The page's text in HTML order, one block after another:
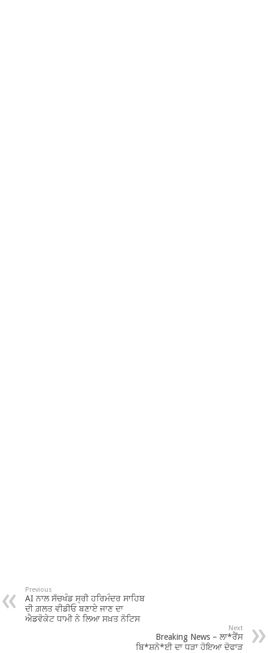
Previous
AI ਨਾਲ ਸੱਚਖੰਡ ਸ੍ਰੀ ਹਰਿਮੰਦਰ ਸਾਹਿਬ
ਦੀ ਗ਼ਲਤ ਵੀਡੀਓ ਬਣਾਏ ਜਾਣ ਦਾ
ਐਡਵੋਕੇਟ ਧਾਮੀ ਨੇ ਲਿਆ ਸਖ਼ਤ ਨੋਟਿਸ
Next
Breaking News – ਲਾ*ਰੈਂਸ
ਬਿ*ਸ਼ਨੋ*ਈ ਦਾ ਧੜਾ ਹੋਇਆ ਦੋਫਾੜ